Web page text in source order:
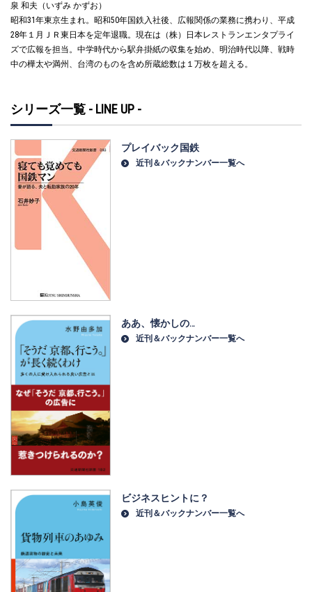
泉 和夫（いずみ かずお）
昭和31年東京生まれ。昭和50年国鉄入社後、広報関係の業務に携わり、平成
28年１月ＪＲ東日本を定年退職。現在は（株）日本レストランエンタプライ
ズで広報を担当。中学時代から駅弁掛紙の収集を始め、明治時代以降、戦時
中の樺太や満州、台湾のものを含め所蔵総数は１万枚を超える。
シリーズ一覧 - LINE UP -
プレイバック国鉄
近刊＆バックナンバー一覧へ
ああ、懐かしの…
近刊＆バックナンバー一覧へ
ビジネスヒントに？
近刊＆バックナンバー一覧へ